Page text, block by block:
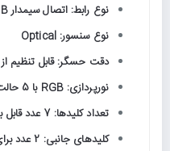
نوع رابط: اتصال سیمدار USB
نوع سنسور: Optical
دقت حسگر: قابل تنظیم از 200 تا 12400 DPI
نورپردازی: RGB با 5 حالت پویا
تعداد کلیدها: 7 عدد قابل برنامه‌ریزی
کلیدهای جانبی: 2 عدد برای ماکرو و کنترل سریع‌تر